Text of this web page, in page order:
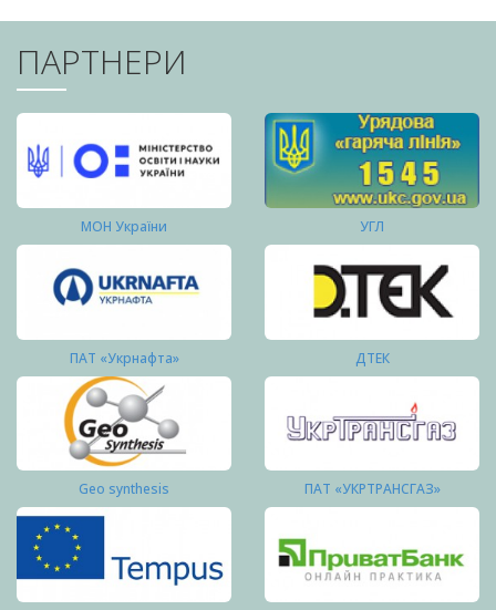
ПАРТНЕРИ
МОН України УГЛ
ПАТ «Укрнафта» ДТЕК
Geo synthesis ПАТ «УКРТРАНСГАЗ»